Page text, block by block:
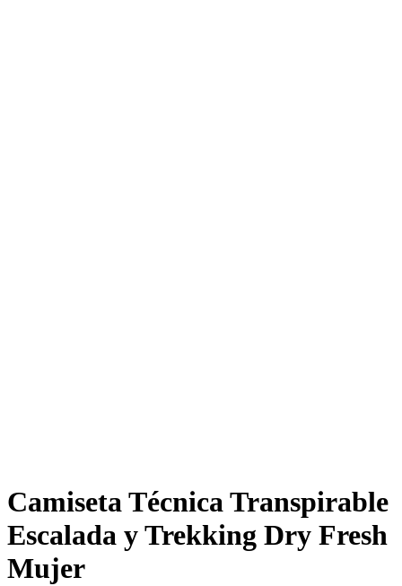
Camiseta Técnica Transpirable
Escalada y Trekking Dry Fresh
Mujer